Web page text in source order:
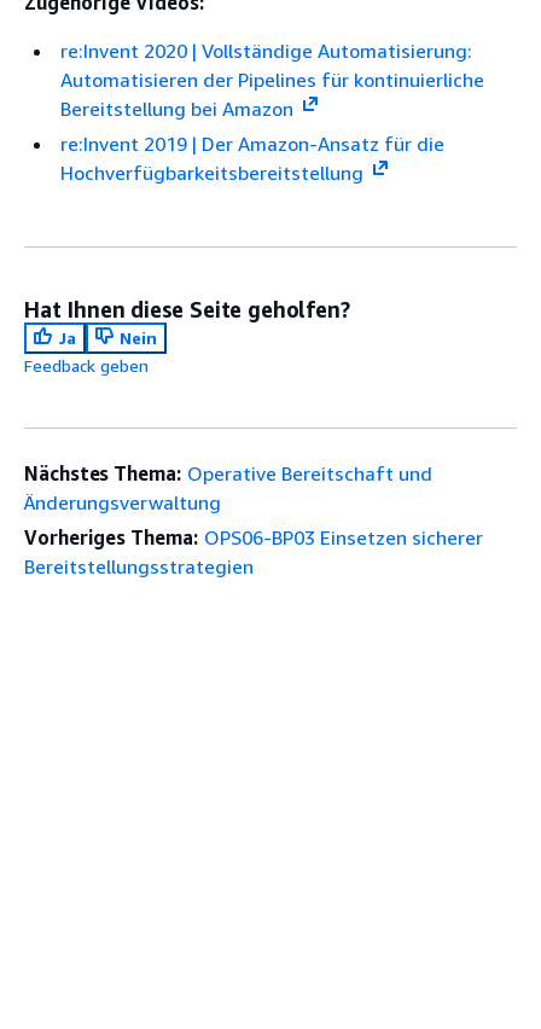
re:Invent 2020 | Vollständige Automatisierung:
Automatisieren der Pipelines für kontinuierliche
Bereitstellung bei Amazon
re:Invent 2019 | Der Amazon-Ansatz für die
Hochverfügbarkeitsbereitstellung
Hat Ihnen diese Seite geholfen?
Ja
Nein
Feedback geben
Nächstes Thema: Operative Bereitschaft und
Änderungsverwaltung
Vorheriges Thema: OPS06-BP03 Einsetzen sicherer
Bereitstellungsstrategien